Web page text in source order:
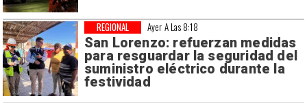
Ayer A Las 8:18
San Lorenzo: refuerzan medidas
para resguardar la seguridad del
suministro eléctrico durante la
festividad
REGIONAL